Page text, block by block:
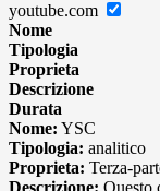
youtube.com
Nome
Tipologia
Proprieta
Descrizione
Durata
Nome: YSC
Tipologia: analitico
Proprieta: Terza-